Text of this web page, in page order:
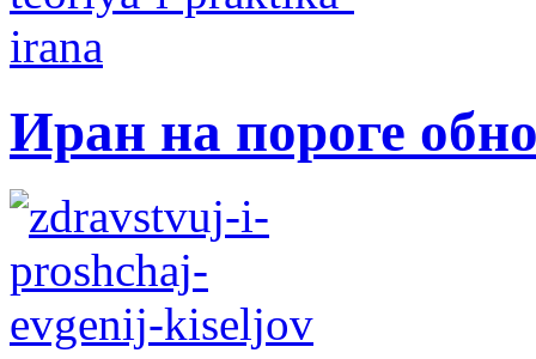
Иран на пороге